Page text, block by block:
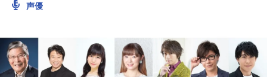
2.5次元 配信・Vtuber トレンド 無料マンガ
声優